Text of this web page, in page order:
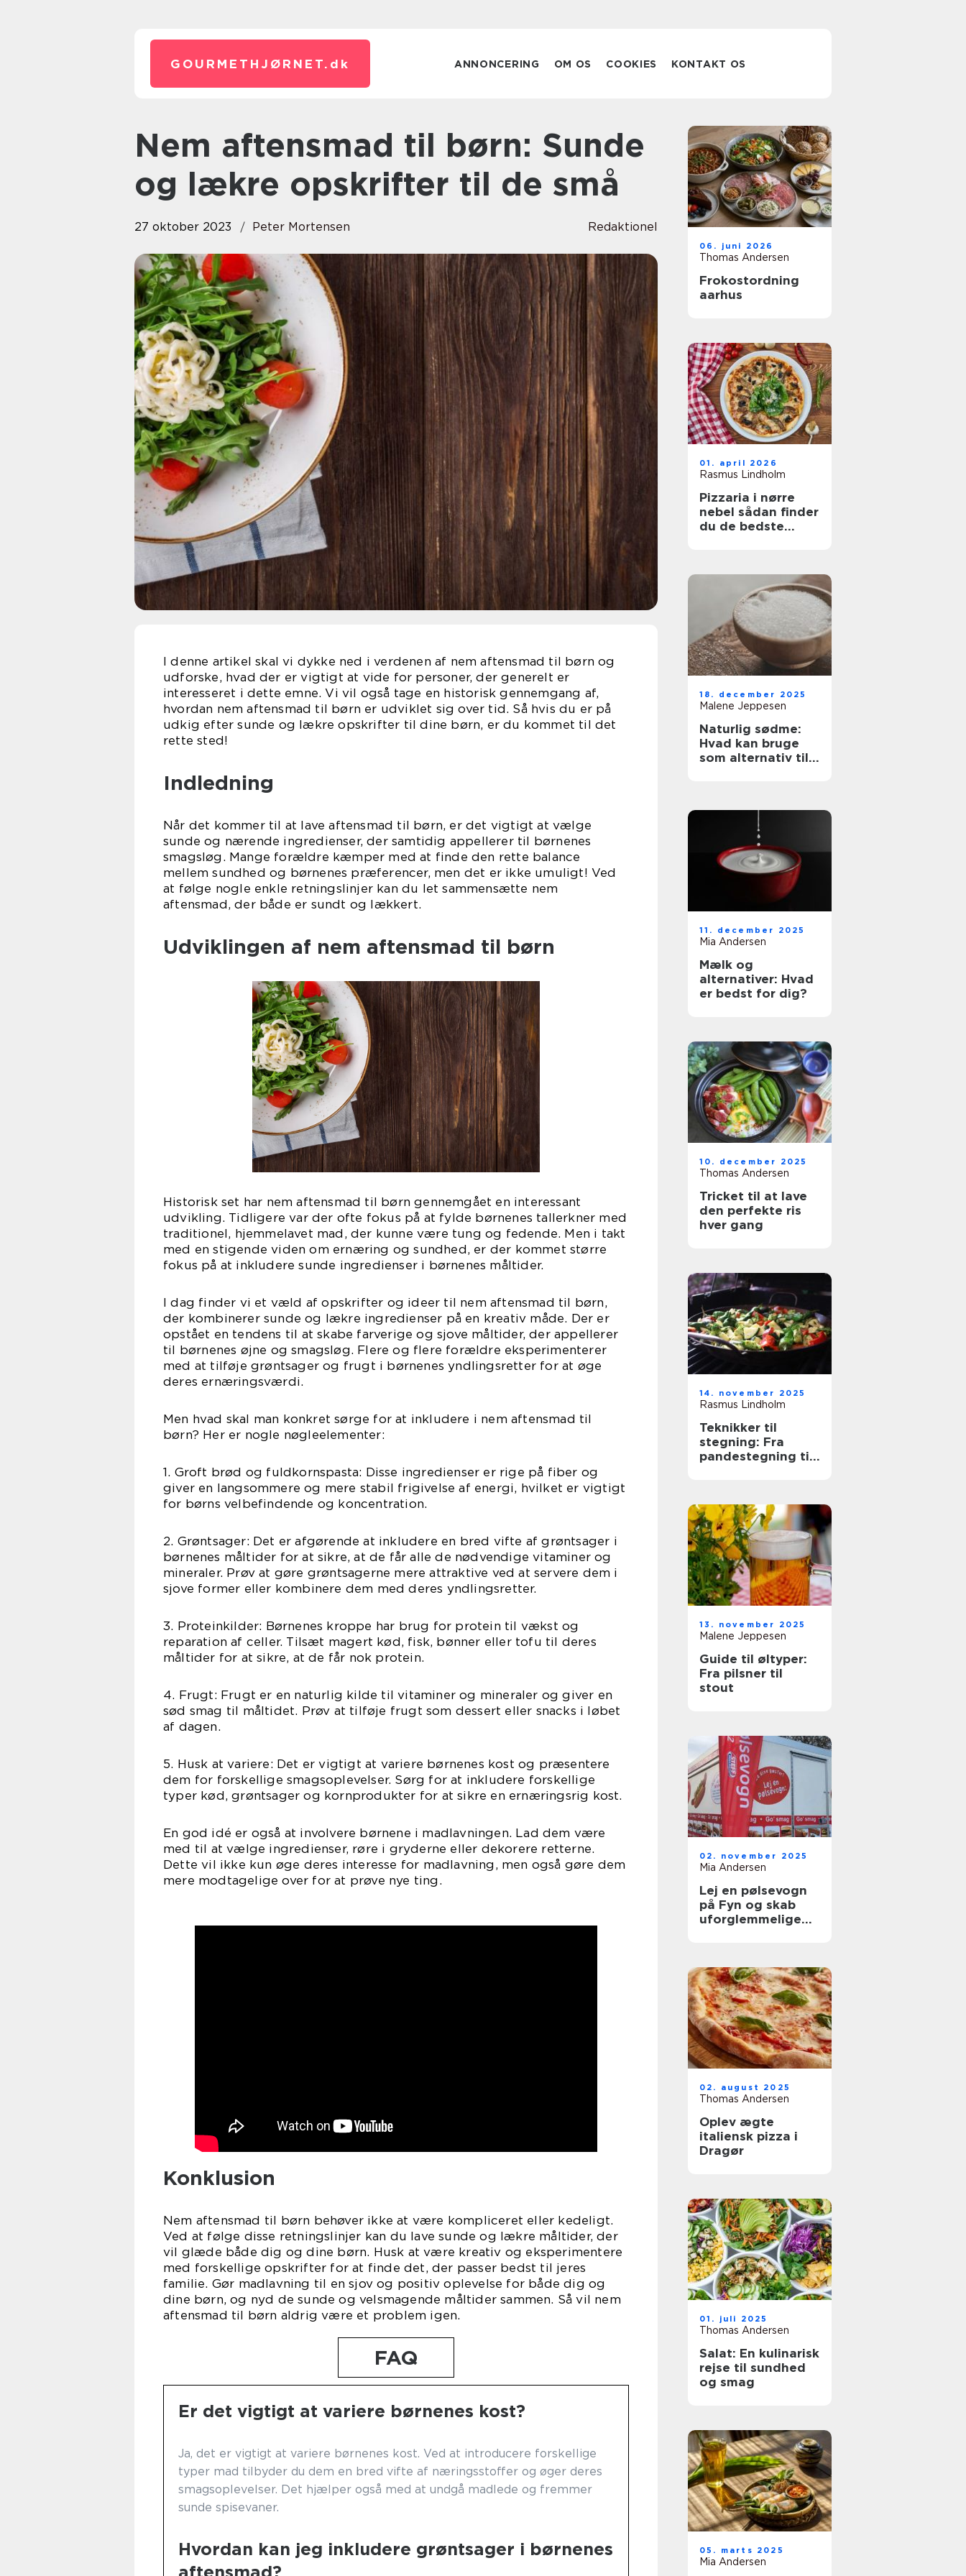
GOURMETHJØRNET. dk ANNONCERING OM OS COOKIES KONTAKT OS
Nem aftensmad til børn: Sunde
og lækre opskrifter til de små
27 oktober 2023 Peter Mortensen Redaktionel
I denne artikel skal vi dykke ned i verdenen af nem aftensmad til børn og
udforske, hvad der er vigtigt at vide for personer, der generelt er
interesseret i dette emne. Vi vil også tage en historisk gennemgang af,
hvordan nem aftensmad til børn er udviklet sig over tid. Så hvis du er på
udkig efter sunde og lækre opskrifter til dine børn, er du kommet til det
rette sted!
Indledning
Når det kommer til at lave aftensmad til børn, er det vigtigt at vælge
sunde og nærende ingredienser, der samtidig appellerer til børnenes
smagsløg. Mange forældre kæmper med at finde den rette balance
mellem sundhed og børnenes præferencer, men det er ikke umuligt! Ved
at følge nogle enkle retningslinjer kan du let sammensætte nem
aftensmad, der både er sundt og lækkert.
Udviklingen af nem aftensmad til børn
Historisk set har nem aftensmad til børn gennemgået en interessant
udvikling. Tidligere var der ofte fokus på at fylde børnenes tallerkner med
traditionel, hjemmelavet mad, der kunne være tung og fedende. Men i takt
med en stigende viden om ernæring og sundhed, er der kommet større
fokus på at inkludere sunde ingredienser i børnenes måltider.
I dag finder vi et væld af opskrifter og ideer til nem aftensmad til børn,
der kombinerer sunde og lækre ingredienser på en kreativ måde. Der er
opstået en tendens til at skabe farverige og sjove måltider, der appellerer
til børnenes øjne og smagsløg. Flere og flere forældre eksperimenterer
med at tilføje grøntsager og frugt i børnenes yndlingsretter for at øge
deres ernæringsværdi.
Men hvad skal man konkret sørge for at inkludere i nem aftensmad til
børn? Her er nogle nøgleelementer:
1. Groft brød og fuldkornspasta: Disse ingredienser er rige på fiber og
giver en langsommere og mere stabil frigivelse af energi, hvilket er vigtigt
for børns velbefindende og koncentration.
2. Grøntsager: Det er afgørende at inkludere en bred vifte af grøntsager i
børnenes måltider for at sikre, at de får alle de nødvendige vitaminer og
mineraler. Prøv at gøre grøntsagerne mere attraktive ved at servere dem i
sjove former eller kombinere dem med deres yndlingsretter.
3. Proteinkilder: Børnenes kroppe har brug for protein til vækst og
reparation af celler. Tilsæt magert kød, fisk, bønner eller tofu til deres
måltider for at sikre, at de får nok protein.
4. Frugt: Frugt er en naturlig kilde til vitaminer og mineraler og giver en
sød smag til måltidet. Prøv at tilføje frugt som dessert eller snacks i løbet
af dagen.
5. Husk at variere: Det er vigtigt at variere børnenes kost og præsentere
dem for forskellige smagsoplevelser. Sørg for at inkludere forskellige
typer kød, grøntsager og kornprodukter for at sikre en ernæringsrig kost.
En god idé er også at involvere børnene i madlavningen. Lad dem være
med til at vælge ingredienser, røre i gryderne eller dekorere retterne.
Dette vil ikke kun øge deres interesse for madlavning, men også gøre dem
mere modtagelige over for at prøve nye ting.
Konklusion
Nem aftensmad til børn behøver ikke at være kompliceret eller kedeligt.
Ved at følge disse retningslinjer kan du lave sunde og lækre måltider, der
vil glæde både dig og dine børn. Husk at være kreativ og eksperimentere
med forskellige opskrifter for at finde det, der passer bedst til jeres
familie. Gør madlavning til en sjov og positiv oplevelse for både dig og
dine børn, og nyd de sunde og velsmagende måltider sammen. Så vil nem
aftensmad til børn aldrig være et problem igen.
FAQ
Er det vigtigt at variere børnenes kost?
Ja, det er vigtigt at variere børnenes kost. Ved at introducere forskellige
typer mad tilbyder du dem en bred vifte af næringsstoffer og øger deres
smagsoplevelser. Det hjælper også med at undgå madlede og fremmer
sunde spisevaner.
Hvordan kan jeg inkludere grøntsager i børnenes
06. juni 2026
Thomas Andersen
Frokostordning
aarhus
01. april 2026
Rasmus Lindholm
Pizzaria i nørre
nebel sådan finder
du de bedste
18. december 2025
Malene Jeppesen
Naturlig sødme:
Hvad kan bruge
som alternativ til
11. december 2025
Mia Andersen
Mælk og
alternativer: Hvad
er bedst for dig?
10. december 2025
Thomas Andersen
Tricket til at lave
den perfekte ris
hver gang
14. november 2025
Rasmus Lindholm
Teknikker til
stegning: Fra
pandestegning til
13. november 2025
Malene Jeppesen
Guide til øltyper:
Fra pilsner til
stout
02. november 2025
Mia Andersen
Lej en pølsevogn
på Fyn og skab
uforglemmelige
02. august 2025
Thomas Andersen
Oplev ægte
italiensk pizza i
Dragør
01. juli 2025
Thomas Andersen
Salat: En kulinarisk
rejse til sundhed
og smag
05. marts 2025
Mia Andersen